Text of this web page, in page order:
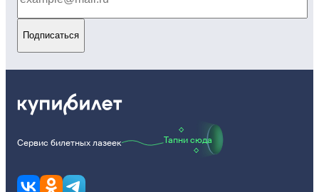
Подписаться
Сервис билетных лазеек Тапни сюда